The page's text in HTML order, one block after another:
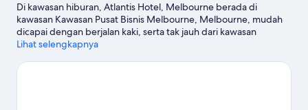
Di kawasan hiburan, Atlantis Hotel, Melbourne berada di
kawasan Kawasan Pusat Bisnis Melbourne, Melbourne, mudah
dicapai dengan berjalan kaki, serta tak jauh dari kawasan
bandara dan pusat perbelanjaan yang bagus. Sempatkan untuk
berbelanja ada dalam agenda Anda, atau kunjungi objek wisata
Lihat selengkapnya